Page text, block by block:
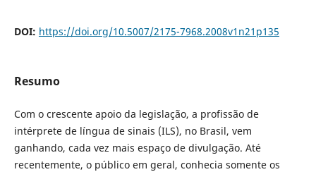
DOI: https://doi.org/10.5007/2175-7968.2008v1n21p135
Resumo
Com o crescente apoio da legislação, a profissão de
intérprete de língua de sinais (ILS), no Brasil, vem
ganhando, cada vez mais espaço de divulgação. Até
recentemente, o público em geral, conhecia somente os